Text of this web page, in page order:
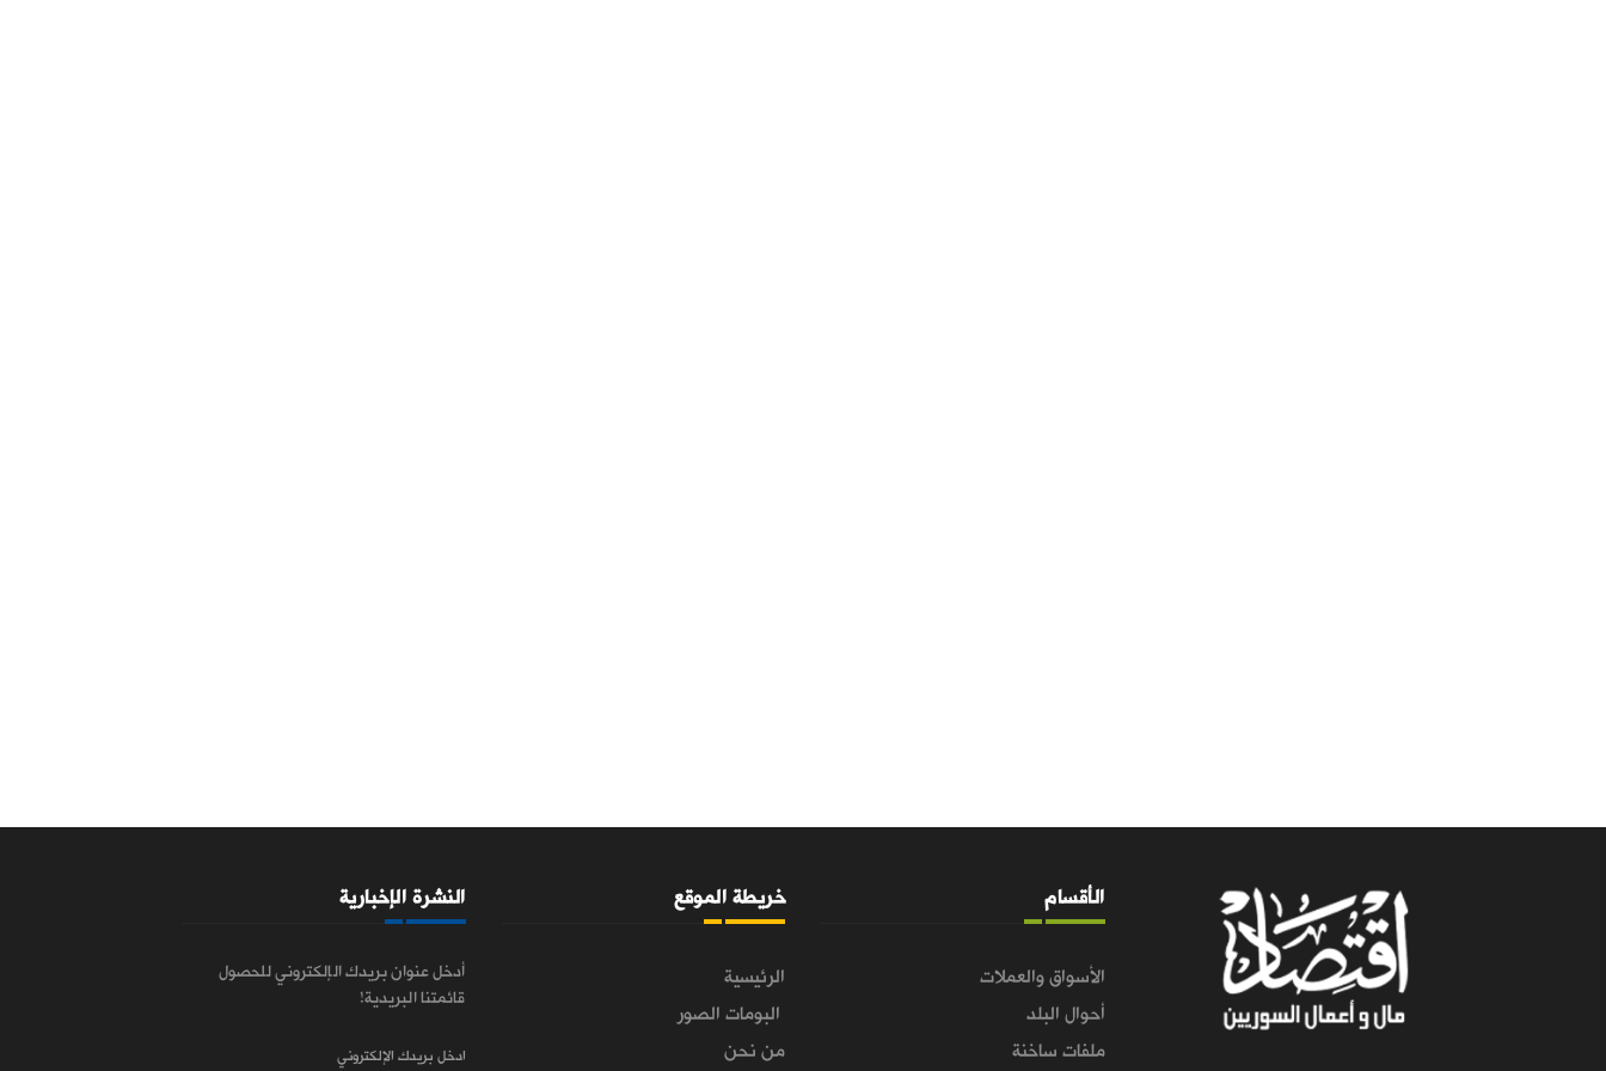
الأقسام
الأسواق والعملات
أحوال البلد
ملفات ساخنة
خريطة الموقع
الرئيسية
البومات الصور
من نحن
النشرة الإخبارية
أدخل عنوان بريدك الإلكتروني للحصول
قائمتنا البريدية!